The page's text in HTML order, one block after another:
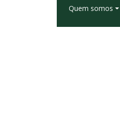
Quem somos